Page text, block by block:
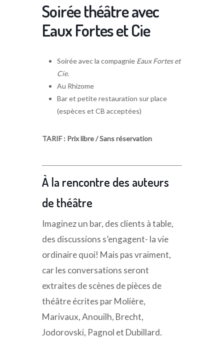
Soirée théâtre avec
Eaux Fortes et Cie
Soirée avec la compagnie Eaux Fortes et
Cie.
Au Rhizome
Bar et petite restauration sur place
(espèces et CB acceptées)
TARIF : Prix libre / Sans réservation
À la rencontre des auteurs
de théâtre
Imaginez un bar, des clients à table,
des discussions s’engagent- la vie
ordinaire quoi! Mais pas vraiment,
car les conversations seront
extraites de scènes de pièces de
théâtre écrites par Molière,
Marivaux, Anouilh, Brecht,
Jodorovski, Pagnol et Dubillard.